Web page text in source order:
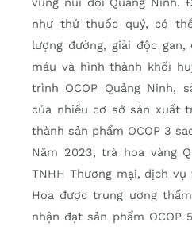
như thứ thuốc quý, có
lượng đường, giải độc gan,
máu và hình thành khối
trình OCOP Quảng Ninh,
của nhiều cơ sở sản xuất
thành sản phẩm OCOP 3
Năm 2023, trà hoa vàng
TNHH Thương mại, dịch
Hoa được trung ương
nhận đạt sản phẩm OCOP